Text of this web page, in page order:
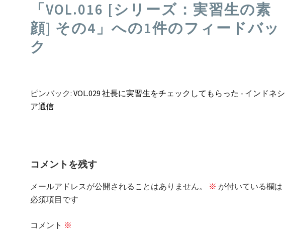
「VOL.016 [シリーズ：実習生の素
顔] その4」への1件のフィードバッ
ク
ピンバック: VOL.029 社長に実習生をチェックしてもらった - インドネシ
ア通信
コメントを残す
メールアドレスが公開されることはありません。 ※ が付いている欄は
必須項目です
コメント ※